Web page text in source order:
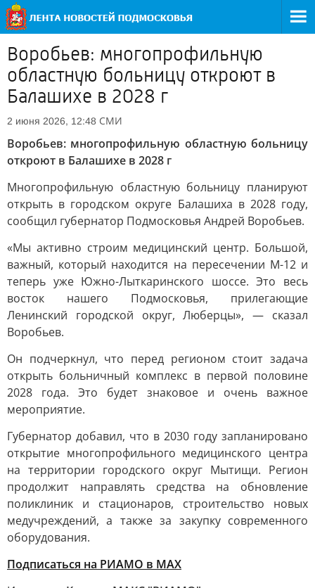
Воробьев: многопрофильную
областную больницу откроют в
Балашихе в 2028 г
2 июня 2026, 12:48 СМИ
Воробьев: многопрофильную областную больницу
откроют в Балашихе в 2028 г
Многопрофильную областную больницу планируют
открыть в городском округе Балашиха в 2028 году,
сообщил губернатор Подмосковья Андрей Воробьев.
«Мы активно строим медицинский центр. Большой,
важный, который находится на пересечении М-12 и
теперь уже Южно-Лыткаринского шоссе. Это весь
восток нашего Подмосковья, прилегающие
Ленинский городской округ, Люберцы», — сказал
Воробьев.
Он подчеркнул, что перед регионом стоит задача
открыть больничный комплекс в первой половине
2028 года. Это будет знаковое и очень важное
мероприятие.
Губернатор добавил, что в 2030 году запланировано
открытие многопрофильного медицинского центра
на территории городского округ Мытищи. Регион
продолжит направлять средства на обновление
поликлиник и стационаров, строительство новых
медучреждений, а также за закупку современного
оборудования.
Подписаться на РИАМО в MAX